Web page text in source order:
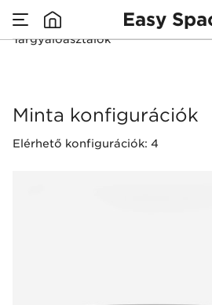
Easy
Tárgyalóasztalok
Minta konfigurációk
Elérhető konfigurációk: 4